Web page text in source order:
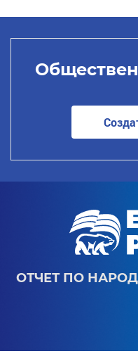
ОТЧЕТ ПО